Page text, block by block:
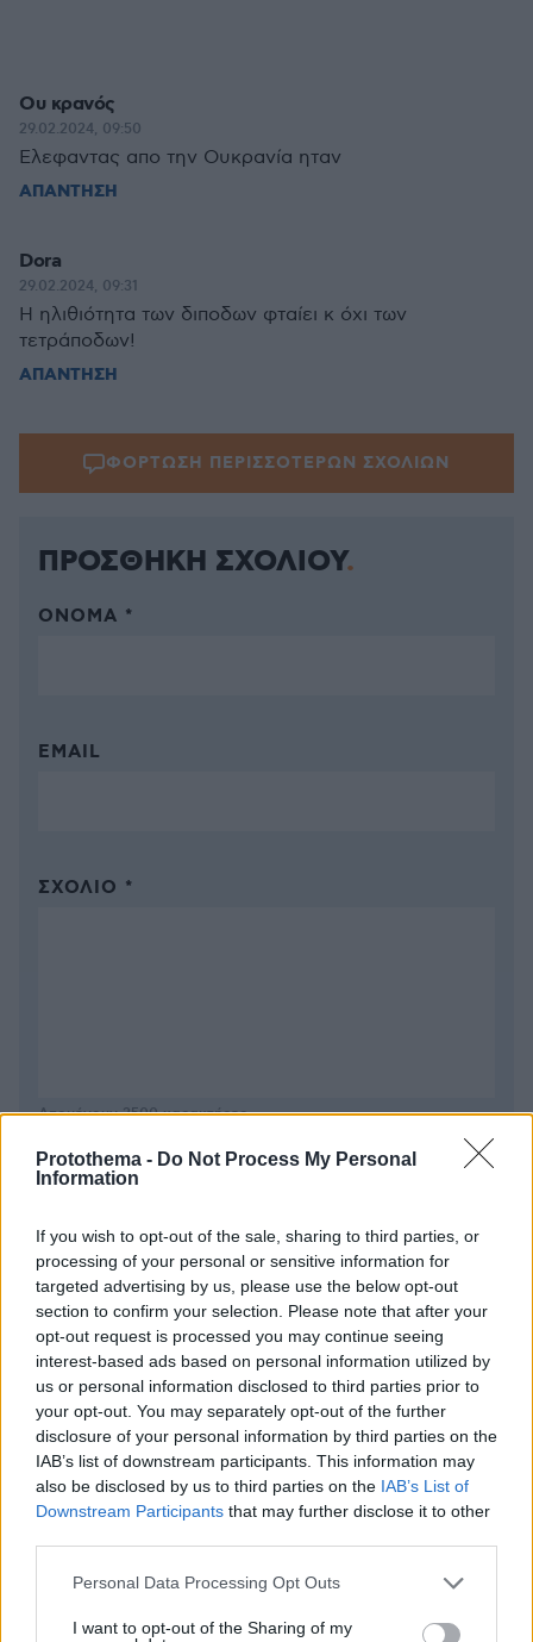
Protothema - Do Not Process My Personal
Information
If you wish to opt-out of the sale, sharing to third parties, or
processing of your personal or sensitive information for
targeted advertising by us, please use the below opt-out
section to confirm your selection. Please note that after your
opt-out request is processed you may continue seeing
interest-based ads based on personal information utilized by
us or personal information disclosed to third parties prior to
your opt-out. You may separately opt-out of the further
disclosure of your personal information by third parties on the
IAB’s list of downstream participants. This information may
also be disclosed by us to third parties on the IAB’s List of
Downstream Participants that may further disclose it to other
Please note that this website/app uses one or more Google
not limited to your visit or usage behaviour. You may click to
Personal Data Processing Opt Outs
I want to opt-out of the Sharing of my
Ου κρανός
29.02.2024, 09:50
Ελεφαντας απο την Ουκρανία ηταν
ΑΠΑΝΤΗΣΗ
Dora
29.02.2024, 09:31
Η ηλιθιότητα των διποδων φταίει κ όχι των
τετράποδων!
ΑΠΑΝΤΗΣΗ
ΦΟΡΤΩΣΗ ΠΕΡΙΣΣΟΤΕΡΩΝ ΣΧΟΛΙΩΝ
ΠΡΟΣΘΗΚΗ ΣΧΟΛΙΟΥ
ΌΝΟΜΑ *
EMAIL
ΣΧΌΛΙΟ *
Απομένουν2500χαρακτήρες
* Υποχρεωτικά πεδία
ΡΟΗ ΕΙΔΗΣΕΩΝ
Ειδήσεις Δημοφιλή Σχολιασμένα
Παρέμβαση της Αρχής Πολιτικής Αεροπορίας μετά την
σύσταση για την ασφάλεια των πολιτών
πριν 5 λεπτά
πριν 12 λεπτά